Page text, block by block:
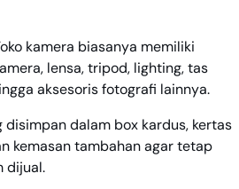
kamera biasanya memiliki
lensa, tripod, lighting, tas
aksesoris fotografi lainnya.
dalam box kardus, kertas
kemasan tambahan agar tetap
dijual.